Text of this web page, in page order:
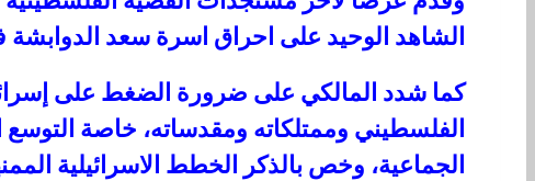
الشاهد الوحيد على احراق اسرة سعد
كما شدد المالكي على ضرورة الضغط على
الفلسطيني وممتلكاته ومقدساته، خاصة التوسع
الجماعية، وخص بالذكر الخطط الاسرائيلية